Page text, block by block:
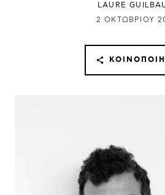
LAURE
2 ΟΚΤΩΒΡΊΟΥ